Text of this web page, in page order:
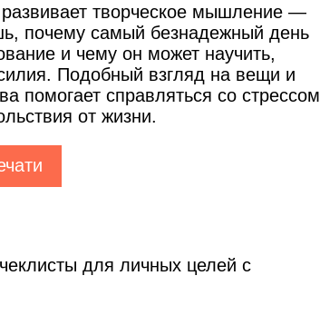
развивает творческое мышление —
почему самый безнадежный день
и чему он может научить,
Подобный взгляд на вещи и
помогает справляться со стрессом
от жизни.
для личных целей с